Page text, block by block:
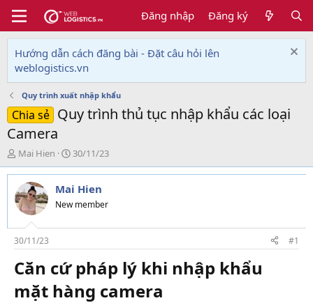
Đăng nhập Đăng ký
Hướng dẫn cách đăng bài - Đặt câu hỏi lên
weblogistics.vn
Quy trình xuất nhập khẩu
Chia sẻ Quy trình thủ tục nhập khẩu các loại
Camera
T
h
r
e
a
d
s
t
a
r
t
e
Mai Hien
N
g
à
y
g
i
30/11/23
Mai Hien
New member
30/11/23 #1
Căn cứ pháp lý khi nhập khẩu
mặt hàng camera​